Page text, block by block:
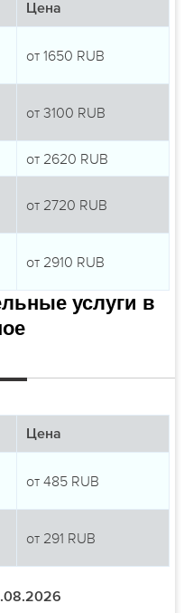
Цена
от 1650 RUB
от 3100 RUB
от 2620 RUB
от 2720 RUB
от 2910 RUB
услуги в
Цена
от 485 RUB
от 291 RUB